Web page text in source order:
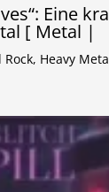
Eine
[ Metal |
Rock, Heavy